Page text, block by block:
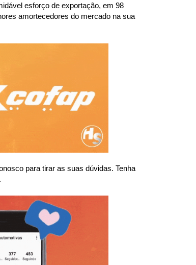
esforço de exportação, em 98
amortecedores do mercado na sua
para tirar as suas dúvidas. Tenha